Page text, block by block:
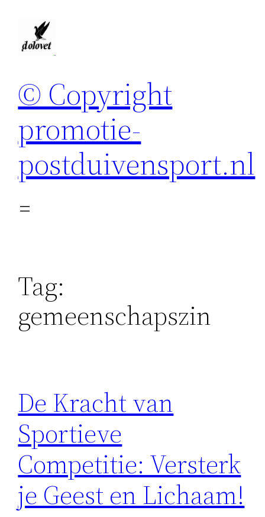
© Copyright
promotie-
postduivensport.nl
Tag:
gemeenschapszin
De Kracht van
Sportieve
Competitie: Versterk
je Geest en Lichaam!